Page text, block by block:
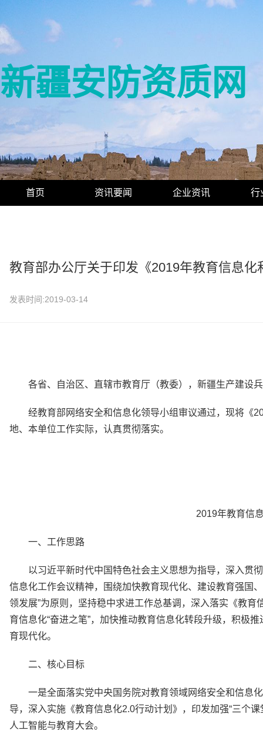
新疆安防资质网
首页 资讯要闻 企业资讯 行
教育部办公厅关于印发《2019年教育信息
发表时间:2019-03-14
各省、自治区、直辖市教育厅（教委），新疆生产建设
经教育部网络安全和信息化领导小组审议通过，现将《
地、本单位工作实际，认真贯彻落实。
2019年教育信
一、工作思路
以习近平新时代中国特色社会主义思想为指导，深入贯
信息化工作会议精神，围绕加快教育现代化、建设教育强国
领发展”为原则，坚持稳中求进工作总基调，深入落实《教
育信息化“奋进之笔”，加快推动教育信息化转段升级，积极
育现代化。
二、核心目标
一是全面落实党中央国务院对教育领域网络安全和信息
导，深入实施《教育信息化2.0行动计划》，印发加强“三个
人工智能与教育大会。